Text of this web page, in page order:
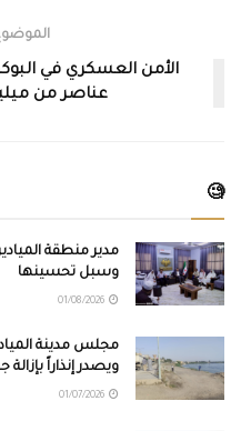
الأمن العسكري في
عناصر من
🧐
مدير منطقة
وسبل تحسينها
مجلس مدينة
ويصدر إنذاراً